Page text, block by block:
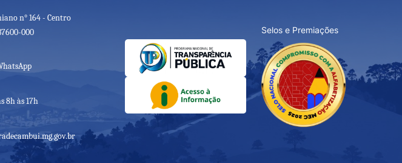
n° 164 - Centro
000
8h às 17h
Selos e Premiações